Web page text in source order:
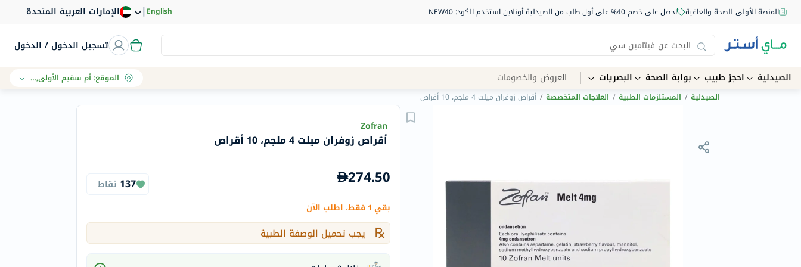
المنصة الأولى للصحة والعافية احصل على خصم 40% على أول طلب من الصيدلية أونلاين استخدم الكود: NEW40 الإمارات العربية المتحدة |English
تسجيل الدخول / الدخول
Navigation
الصيدلية
الماركات
Humantara
betadine
Roche
Posay
الصيدلية احجز طبيب بوابة الصحة البصريات العروض والخصومات الموقع:أم سقيم الأولى, دبي
الصيدلية / المستلزمات الطبية / العلاجات المتخصصة / أقراص زوفران ميلت 4 ملجم، 10 أقراص
Zofran
أقراص زوفران ميلت 4 ملجم، 10 أقراص
274.50
137 نقاط
بقي 1 فقط، اطلب الآن
يجب تحميل الوصفة الطبية